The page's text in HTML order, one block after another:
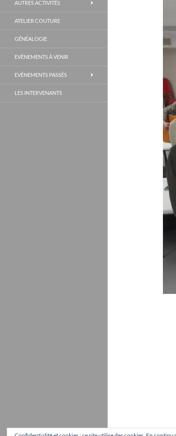
AUTRES ACTIVITÉS
ATELIER COUTURE
GÉNÉALOGIE
EVÈNEMENTS À VENIR
EVÈNEMENTS PASSÉS
LES INTERVENANTS